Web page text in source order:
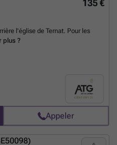
135 €
l'église de Ternat. Pour les
plus ?
Appeler